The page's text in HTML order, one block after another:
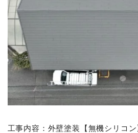
工事内容：外壁塗装【無機シリコ